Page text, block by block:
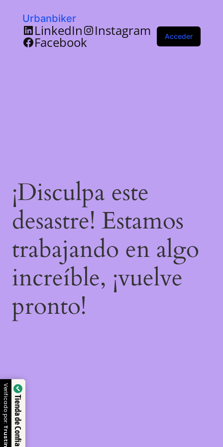
Urbanbiker
LinkedIn Instagram
Facebook Acceder
¡Disculpa este
desastre! Estamos
trabajando en algo
increíble, ¡vuelve
pronto!
Tienda de Confianza
Verificado por: